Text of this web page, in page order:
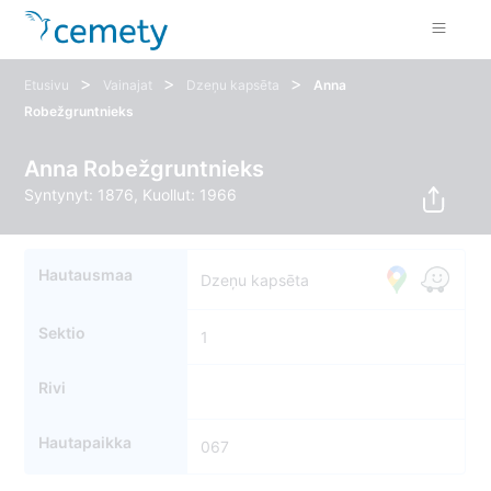
Etusivu > Vainajat > Dzeņu kapsēta >
Anna
Robežgruntnieks
Anna Robežgruntnieks
Syntynyt: 1876, Kuollut: 1966
Hautausmaa Dzeņu kapsēta
Sektio 1
Rivi
Hautapaikka 067